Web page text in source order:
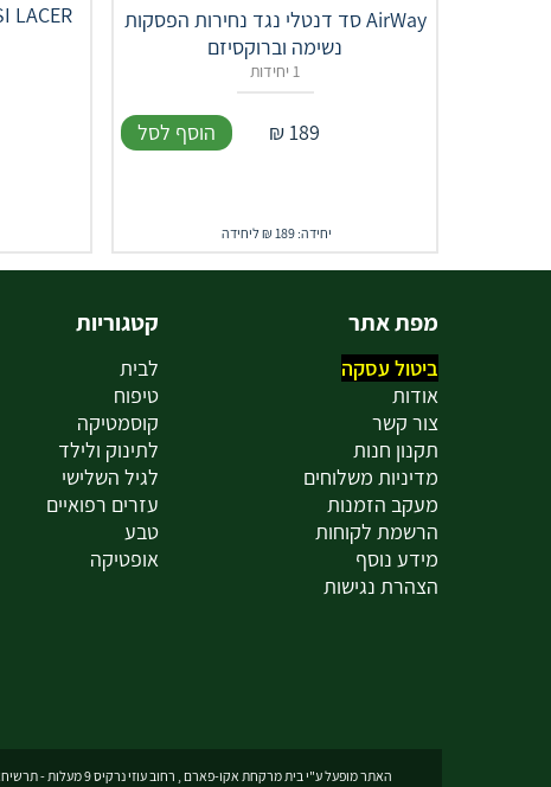
AirWay סד דנטלי נגד נחירות הפסקות
נשימה וברוקסיזם
1 יחידות
189
₪ הוסף לסל
יחידה: 189 ₪ ליחידה
מפת אתר
ביטול עסקה
אודות
צור קשר
תקנון חנות
מדיניות משלוחים
מעקב הזמנות
הרשמת לקוחות
מידע נוסף
הצהרת נגישות
קטגוריות
לבית
טיפוח
קוסמטיקה
לתינוק ולילד
לגיל השלישי
עזרים רפואיים
טבע
אופטיקה
האתר מופעל ע"י בית מרקחת אקו-פארם , רחוב עוזי נרקיס 9 מעלות - תרשיחא